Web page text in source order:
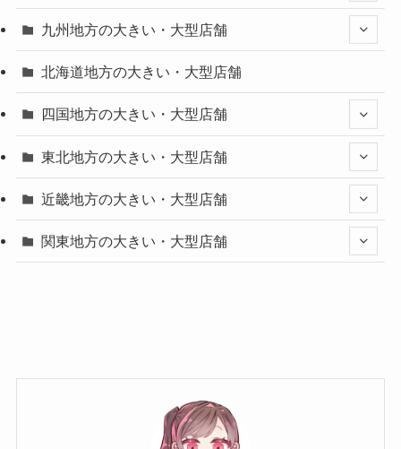
九州地方の大きい・大型店舗
北海道地方の大きい・大型店舗
四国地方の大きい・大型店舗
東北地方の大きい・大型店舗
近畿地方の大きい・大型店舗
関東地方の大きい・大型店舗